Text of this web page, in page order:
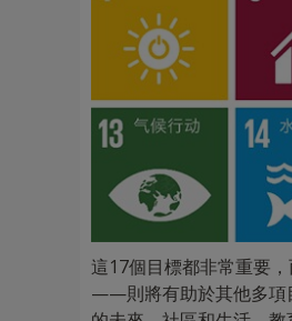
這17個目標都非常重要
——則將有助於其他多項